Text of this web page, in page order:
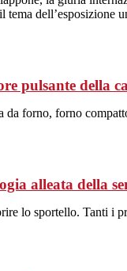
tema
pulsante della
forno, forno
alleata della
lo sportello. Tanti i